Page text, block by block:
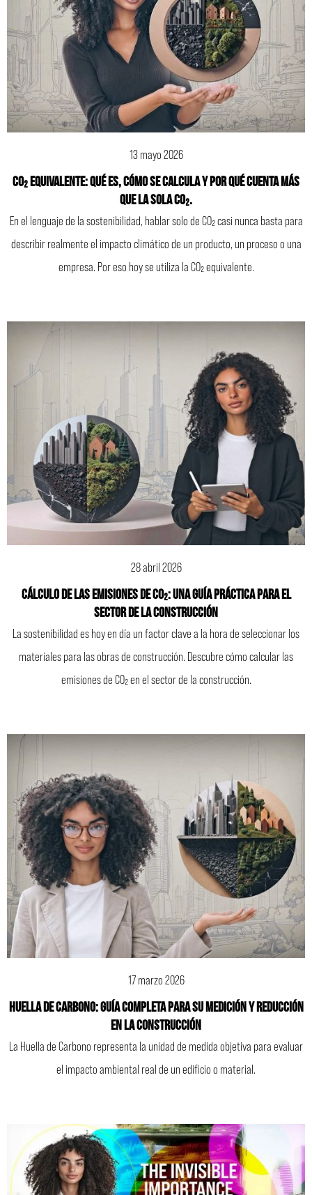
13 mayo 2026
CO₂ equivalente: qué es, cómo se calcula y por qué cuenta más
que la sola CO₂.
En el lenguaje de la sostenibilidad, hablar solo de CO₂ casi nunca basta para
describir realmente el impacto climático de un producto, un proceso o una
empresa. Por eso hoy se utiliza la CO₂ equivalente.
28 abril 2026
Cálculo de las emisiones de CO₂: una guía práctica para el
sector de la construcción
La sostenibilidad es hoy en día un factor clave a la hora de seleccionar los
materiales para las obras de construcción. Descubre cómo calcular las
emisiones de CO₂ en el sector de la construcción.
17 marzo 2026
Huella de Carbono: Guía Completa para su Medición y Reducción
en la Construcción
La Huella de Carbono representa la unidad de medida objetiva para evaluar
el impacto ambiental real de un edificio o material.